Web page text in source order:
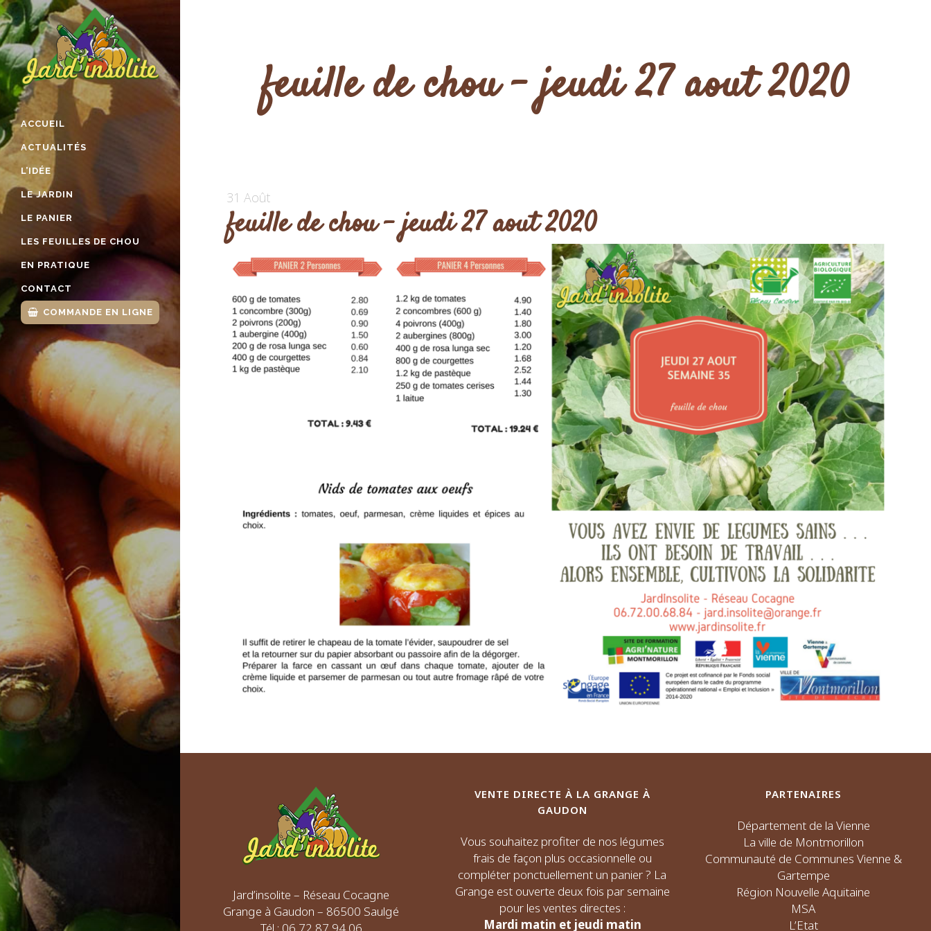
ACCUEIL
ACTUALITÉS
L’IDÉE
LE JARDIN
LE PANIER
LES FEUILLES DE CHOU
EN PRATIQUE
CONTACT
COMMANDE EN LIGNE
feuille de chou – jeudi 27 aout 2020
31 Août
feuille de chou – jeudi 27 aout 2020
Jard’insolite – Réseau Cocagne
Grange à Gaudon – 86500 Saulgé
VENTE DIRECTE À LA GRANGE À
GAUDON
Vous souhaitez profiter de nos légumes
frais de façon plus occasionnelle ou
compléter ponctuellement un panier ? La
Grange est ouverte deux fois par semaine
pour les ventes directes :
Mardi matin et jeudi matin
PARTENAIRES
Département de la Vienne
La ville de Montmorillon
Communauté de Communes Vienne &
Gartempe
Région Nouvelle Aquitaine
MSA
L’Etat